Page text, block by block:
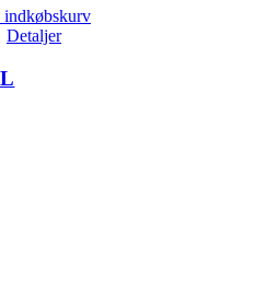
indkøbskurv
Detaljer